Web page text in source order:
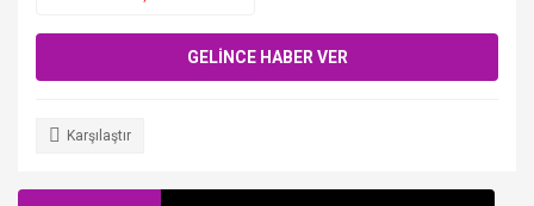
GELİNCE HABER VER
Karşılaştır